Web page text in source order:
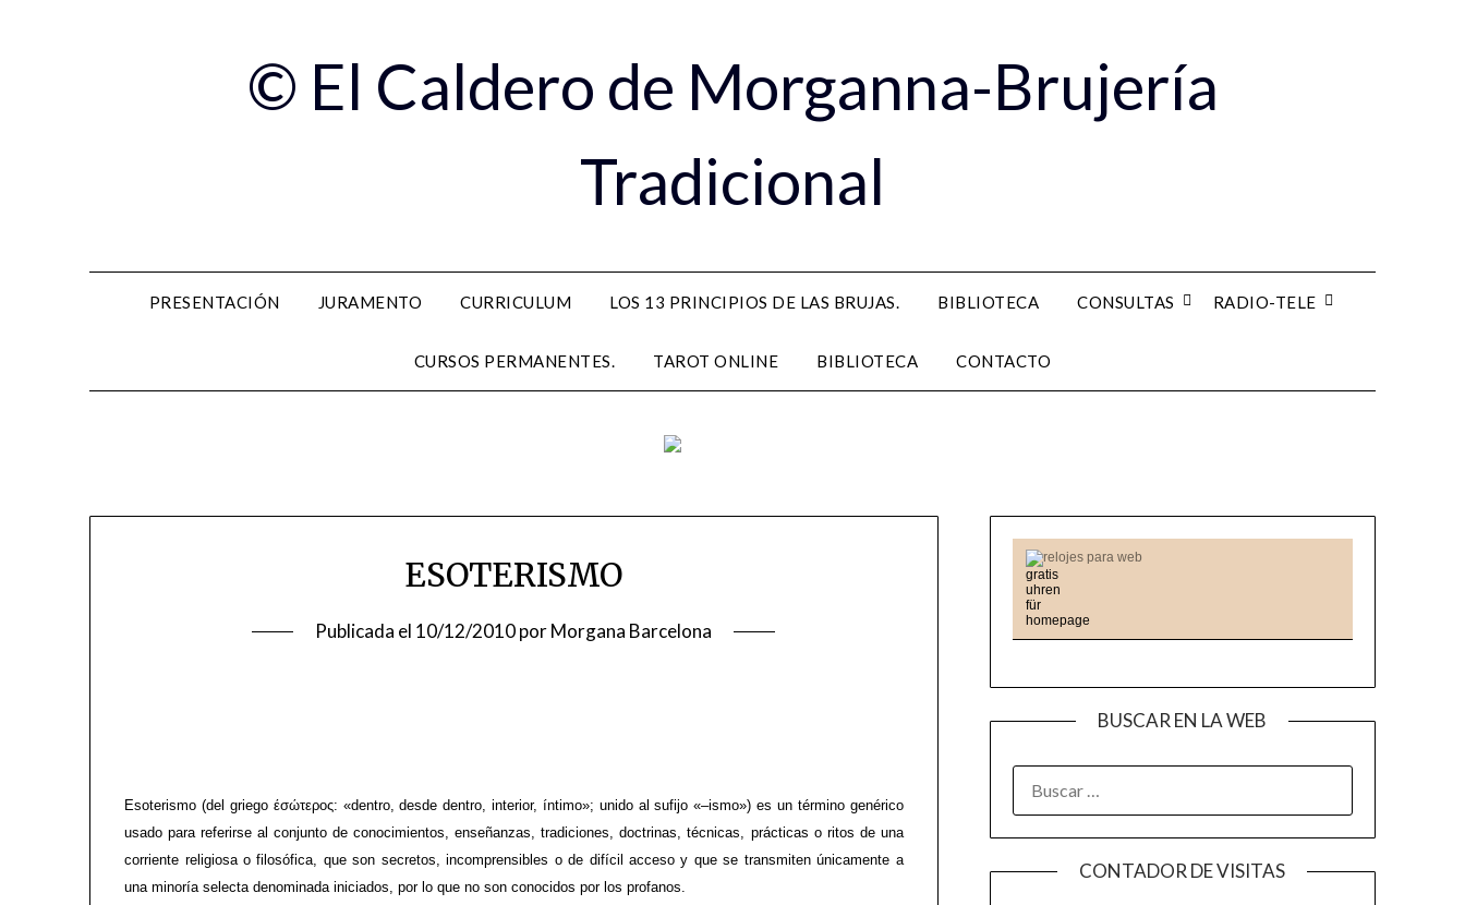
© El Caldero de Morganna-Brujería
Tradicional
PRESENTACIÓN JURAMENTO CURRICULUM LOS 13 PRINCIPIOS DE LAS BRUJAS. BIBLIOTECA CONSULTAS RADIO-TELE
CURSOS PERMANENTES. TAROT ONLINE BIBLIOTECA CONTACTO
ESOTERISMO
Publicada el 10/12/2010porMorgana Barcelona
Esoterismo (del griego έσώτερος: «dentro, desde dentro, interior, íntimo»; unido al sufijo «–ismo») es un término genérico
usado para referirse al conjunto de conocimientos, enseñanzas, tradiciones, doctrinas, técnicas, prácticas o ritos de una
corriente religiosa o filosófica, que son secretos, incomprensibles o de difícil acceso y que se transmiten únicamente a
una minoría selecta denominada iniciados, por lo que no son conocidos por los profanos.
relojes para web
BUSCAR EN LA WEB
CONTADOR DE VISITAS